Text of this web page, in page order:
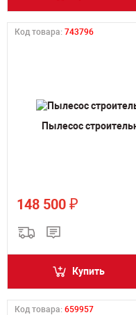
Код товара: 743796
Пылесос
148 500 ₽
Купить
Код товара: 659957